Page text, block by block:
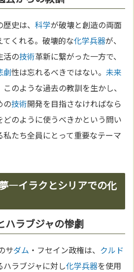
歴史は、科学が破壊と創造の両面
てくれる。破壊的な化学兵器が、
活の技術革新に繋がった一方で、
劇性は忘れるべきではない。未来
のような過去の教訓を生かし、
の技術開発を目指さなければなら
どのように使うべきかという問い
たち全員にとって重要なテーマ
—イラクとシリアでの化
ハラブジャの惨劇
サダム ・フセイン政権は、 クルド
ハラブジャに対し化学兵器を使用